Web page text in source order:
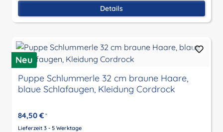
Details
Neu
Puppe Schlummerle 32 cm braune Haare,
blaue Schlafaugen, Kleidung Cordrock
84,50 € *
Lieferzeit 3 - 5 Werktage